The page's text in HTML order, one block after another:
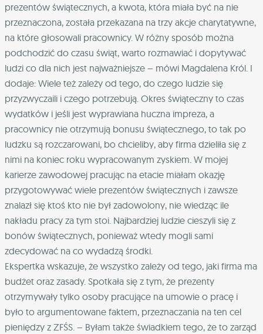
prezentów świątecznych, a kwota, która miała być na nie
przeznaczona, została przekazana na trzy akcje charytatywne,
na które głosowali pracownicy. W różny sposób można
podchodzić do czasu świąt, warto rozmawiać i dopytywać
ludzi co dla nich jest najważniejsze – mówi Magdalena Król. I
dodaje: Wiele też zależy od tego, do czego ludzie się
przyzwyczaili i czego potrzebują. Okres świąteczny to czas
wydatków i jeśli jest wyprawiana huczna impreza, a
pracownicy nie otrzymują bonusu świątecznego, to tak po
ludzku są rozczarowani, bo chcieliby, aby firma dzieliła się z
nimi na koniec roku wypracowanym zyskiem. W mojej
karierze zawodowej pracując na etacie miałam okazję
przygotowywać wiele prezentów świątecznych i zawsze
znalazł się ktoś kto nie był zadowolony, nie wiedząc ile
nakładu pracy za tym stoi. Najbardziej ludzie cieszyli się z
bonów świątecznych, ponieważ wtedy mogli sami
zdecydować na co wydadzą środki.
Ekspertka wskazuje, że wszystko zależy od tego, jaki firma ma
budżet oraz zasady. Spotkała się z tym, że prezenty
otrzymywały tylko osoby pracujące na umowie o pracę i
było to argumentowane faktem, przeznaczania na ten cel
pieniędzy z ZFŚS. – Byłam także świadkiem tego, że to zarząd